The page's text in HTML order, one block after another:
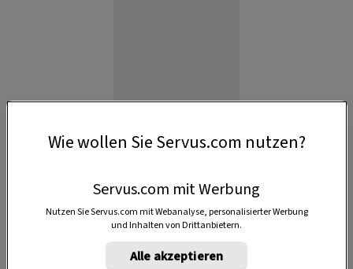
Anzeige
Wie wollen Sie Servus.com nutzen?
Servus.com mit Werbung
Nutzen Sie Servus.com mit Webanalyse, personalisierter Werbung
und Inhalten von Drittanbietern.
Alle akzeptieren